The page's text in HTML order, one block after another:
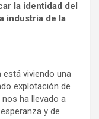
la identidad del
industria de la
está viviendo una
explotación de
ha llevado a
y de